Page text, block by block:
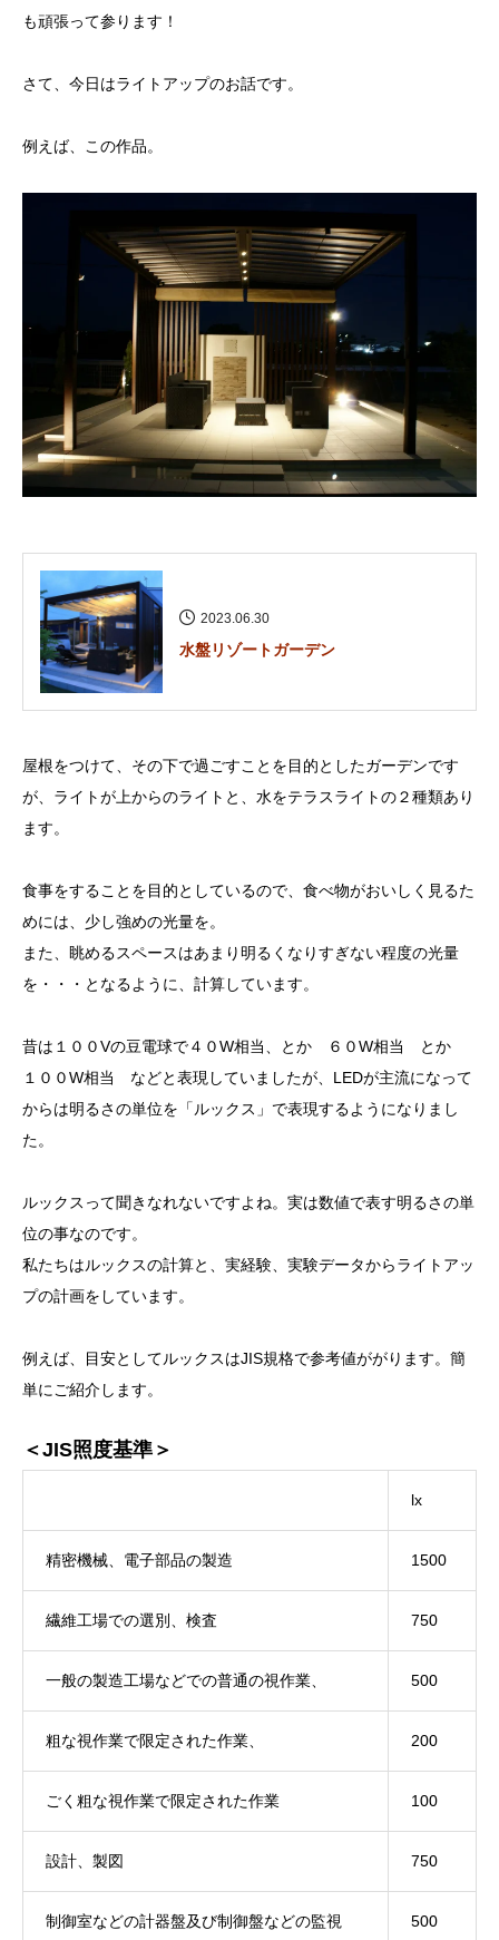
も頑張って参ります！
さて、今日はライトアップのお話です。
例えば、この作品。
2023.06.30
水盤リゾートガーデン
屋根をつけて、その下で過ごすことを目的としたガーデンです
が、ライトが上からのライトと、水をテラスライトの２種類あり
ます。
食事をすることを目的としているので、食べ物がおいしく見るた
めには、少し強めの光量を。
また、眺めるスペースはあまり明るくなりすぎない程度の光量
を・・・となるように、計算しています。
昔は１００Vの豆電球で４０W相当、とか ６０W相当 とか
１００W相当 などと表現していましたが、LEDが主流になって
からは明るさの単位を「ルックス」で表現するようになりまし
た。
ルックスって聞きなれないですよね。実は数値で表す明るさの単
位の事なのです。
私たちはルックスの計算と、実経験、実験データからライトアッ
プの計画をしています。
例えば、目安としてルックスはJIS規格で参考値ががります。簡
単にご紹介します。
＜JIS照度基準＞
lx
精密機械、電子部品の製造 1500
繊維工場での選別、検査 750
一般の製造工場などでの普通の視作業、 500
粗な視作業で限定された作業、 200
ごく粗な視作業で限定された作業 100
設計、製図 750
制御室などの計器盤及び制御盤などの監視 500